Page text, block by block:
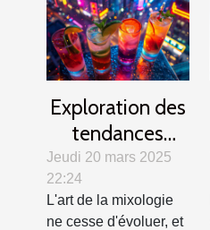
Exploration des
tendances
modernes des
cocktails au gin
Jeudi 20 mars 2025
22:24
L'art de la mixologie
ne cesse d'évoluer, et